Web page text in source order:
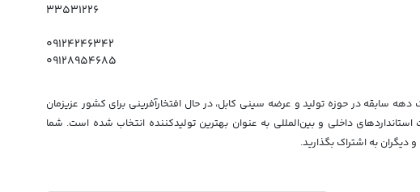
۳۳۵۳۱۲۲۶
۰۹۱۲۴۲۴۶۳۴۲
۰۹۱۲۸۹۵۴۶۸۵
سابقه در حوزه تولید و عرضه سینی کابل، در حال افتخارآفرینی برای کشور عزیزمان
داخلی و بین‌المللی به عنوان بهترین تولیدکننده انتخاب شده است. شما
دیگران به اشتراک بگذارید.